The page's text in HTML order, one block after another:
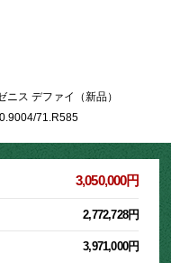
ニス デファイ（新品）
71.R585
3,050,000円
2,772,728円
3,971,000円